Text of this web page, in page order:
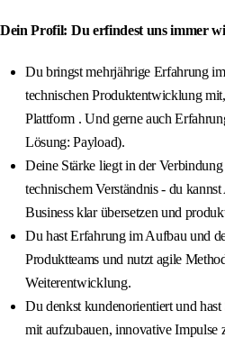
Dein Profil: Du erfindest uns immer
Du bringst mehrjährige Erfahrung
technischen Produktentwicklung
Plattform . Und gerne auch
Lösung: Payload).
Deine Stärke liegt in der
technischem Verständnis - du
Business klar übersetzen und
Du hast Erfahrung im Aufbau und
Produktteams und nutzt agile
Weiterentwicklung.
Du denkst kundenorientiert und hast
mit aufzubauen, innovative Impulse